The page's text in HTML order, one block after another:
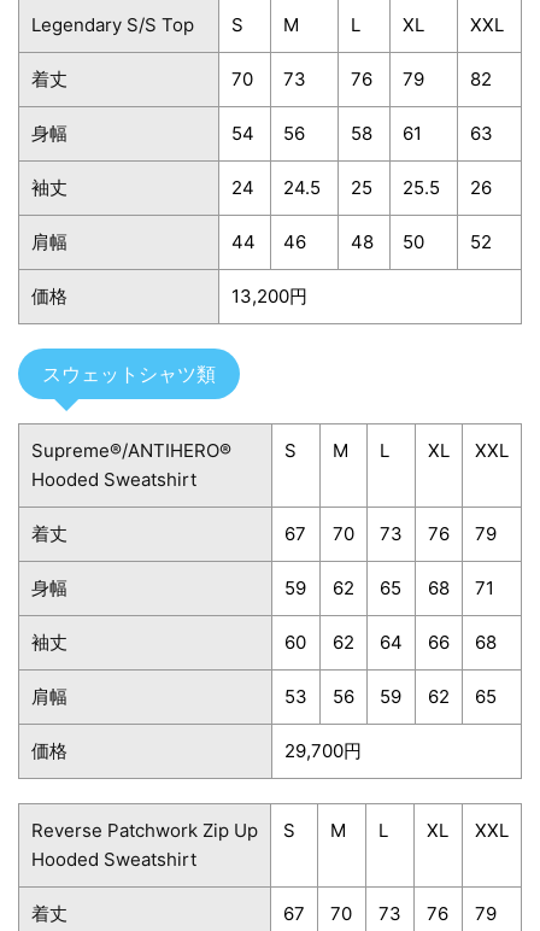
Legendary S/S Top S M L XL XXL
着丈 70 73 76 79 82
身幅 54 56 58 61 63
袖丈 24 24.5 25 25.5 26
肩幅 44 46 48 50 52
価格 13,200円
スウェットシャツ類
Supreme®/ANTIHERO®
Hooded Sweatshirt
S M L XL XXL
着丈 67 70 73 76 79
身幅 59 62 65 68 71
袖丈 60 62 64 66 68
肩幅 53 56 59 62 65
価格 29,700円
Reverse Patchwork Zip Up
Hooded Sweatshirt
S M L XL XXL
着丈 67 70 73 76 79